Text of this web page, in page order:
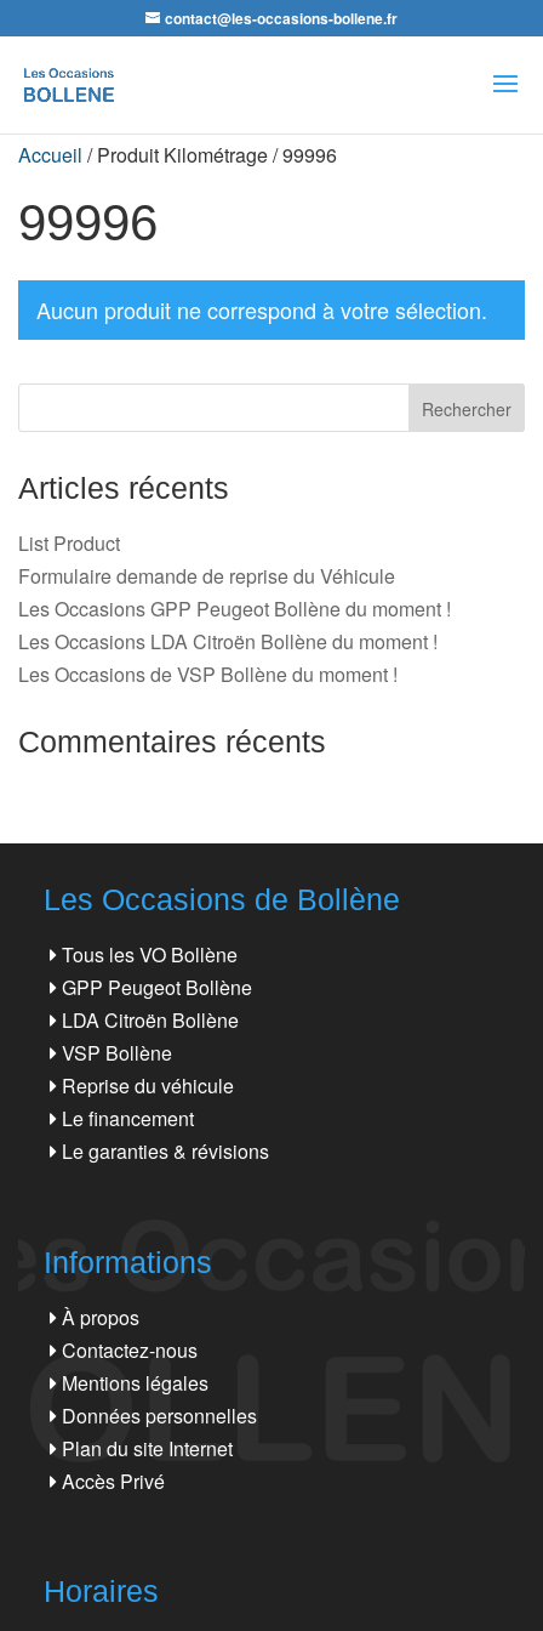
contact@les-occasions-bollene.fr
de
produits
Accueil / Produit Kilométrage / 99996
99996
Aucun produit ne correspond à votre sélection.
Articles récents
List Product
Formulaire demande de reprise du Véhicule
Les Occasions GPP Peugeot Bollène du moment !
Les Occasions LDA Citroën Bollène du moment !
Les Occasions de VSP Bollène du moment !
Commentaires récents
Les Occasions de Bollène
Tous les VO Bollène
GPP Peugeot Bollène
LDA Citroën Bollène
VSP Bollène
Reprise du véhicule
Le financement
Le garanties & révisions
Informations
À propos
Contactez-nous
Mentions légales
Données personnelles
Plan du site Internet
Accès Privé
Horaires